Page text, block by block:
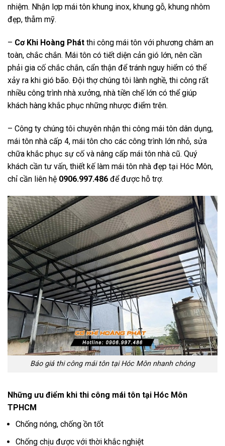
nhiệm. Nhận lợp mái tôn khung inox, khung gỗ, khung nhôm
đẹp, thẫm mỹ.
– Cơ Khi Hoàng Phát thi công mái tôn với phương châm an
toàn, chắc chắn. Mái tôn có tiết diện cản gió lớn, nên cần
phải gia cố chắc chắn, cẩn thận để tránh nguy hiểm có thể
xảy ra khi gió bão. Đội thợ chúng tôi lành nghề, thi công rất
nhiều công trình nhà xưởng, nhà tiền chế lớn có thể giúp
khách hàng khắc phục những nhược điểm trên.
– Công ty chúng tôi chuyên nhận thi công mái tôn dân dụng,
mái tôn nhà cấp 4, mái tôn cho các công trình lớn nhỏ, sửa
chữa khắc phục sự cố và nâng cấp mái tôn nhà cũ. Quý
khách cần tư vấn, thiết kế làm mái tôn nhà đẹp tại Hóc Môn,
chỉ cần liên hệ 0906.997.486 để được hỗ trợ.
Báo giá thi công mái tôn tại Hóc Môn nhanh chóng
Những ưu điểm khi thi công mái tôn tại Hóc Môn
TPHCM
Chống nóng, chống ồn tốt
Chống chịu được với thời khắc nghiệt